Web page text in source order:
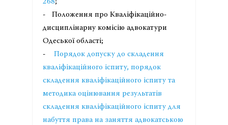
268;
- Положення про Кваліфікаційно-
дисциплінарну комісію адвокатури
Одеської області;
- Порядок допуску до складення
кваліфікаційного іспиту, порядок
складення кваліфікаційного іспиту та
методика оцінювання результатів
складення кваліфікаційного іспиту для
набуття права на заняття адвокатською